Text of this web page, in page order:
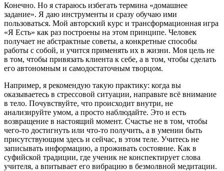
Конечно. Но я стараюсь избегать термина «домашнее
задание». Я даю инструменты и сразу обучаю ими
пользоваться. Мой авторский курс и трансформационная игра
«Я Есть» как раз построены на этом принципе. Человек
получает не абстрактные советы, а конкретные способы
работы с собой, и учится применять их в жизни. Моя цель не
в том, чтобы привязать клиента к себе, а в том, чтобы сделать
его автономным и самодостаточным творцом.
Например, я рекомендую такую практику: когда вы
оказываетесь в стрессовой ситуации, направьте всё внимание
в тело. Почувствуйте, что происходит внутри, не
анализируйте умом, а просто наблюдайте. Это и есть
возвращение в настоящий момент. Счастье не в том, чтобы
чего‑то достигнуть или что‑то получить, а в умении быть
присутствующим здесь и сейчас, в этом теле. Учитесь не
записывать информацию, а проживать состояние. Как в
суфийской традиции, где ученик не конспектирует слова
учителя, а впитывает его вибрацию в безмолвной медитации.